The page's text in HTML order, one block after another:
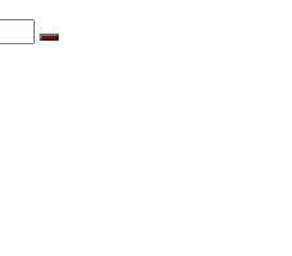
Search